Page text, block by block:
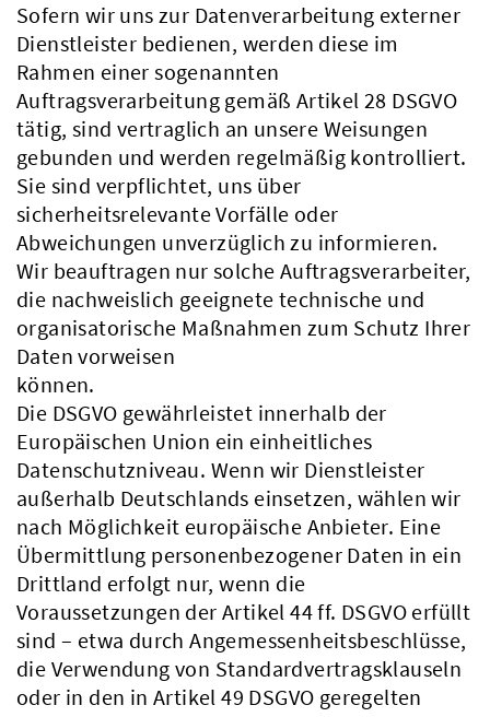
Sofern wir uns zur Datenverarbeitung externer
Dienstleister bedienen, werden diese im
Rahmen einer sogenannten
Auftragsverarbeitung gemäß Artikel 28 DSGVO
tätig, sind vertraglich an unsere Weisungen
gebunden und werden regelmäßig kontrolliert.
Sie sind verpflichtet, uns über
sicherheitsrelevante Vorfälle oder
Abweichungen unverzüglich zu informieren.
Wir beauftragen nur solche Auftragsverarbeiter,
die nachweislich geeignete technische und
organisatorische Maßnahmen zum Schutz Ihrer
Daten vorweisen
können.
Die DSGVO gewährleistet innerhalb der
Europäischen Union ein einheitliches
Datenschutzniveau. Wenn wir Dienstleister
außerhalb Deutschlands einsetzen, wählen wir
nach Möglichkeit europäische Anbieter. Eine
Übermittlung personenbezogener Daten in ein
Drittland erfolgt nur, wenn die
Voraussetzungen der Artikel 44 ff. DSGVO erfüllt
sind – etwa durch Angemessenheitsbeschlüsse,
die Verwendung von Standardvertragsklauseln
oder in den in Artikel 49 DSGVO geregelten